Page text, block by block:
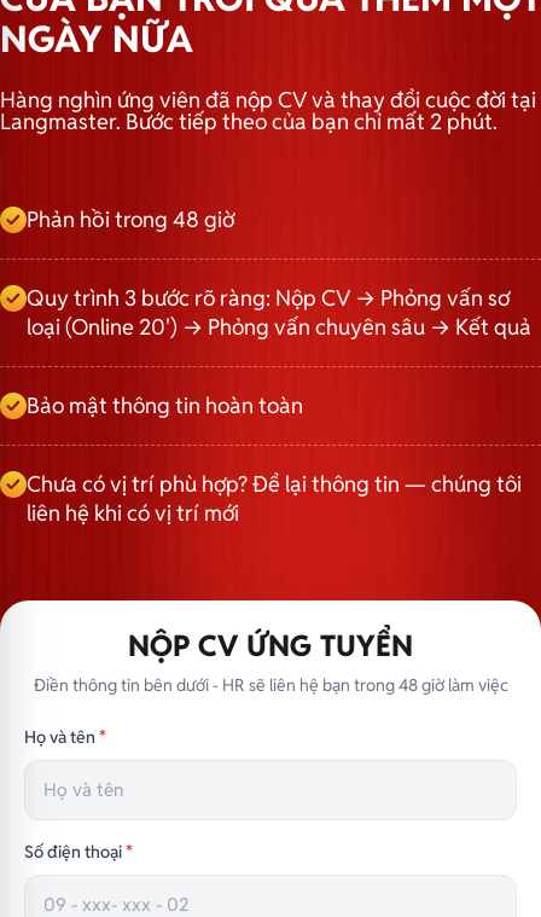
NGÀY NỮA
Hàng nghìn ứng viên đã nộp CV và thay đổi cuộc đời tại
Langmaster. Bước tiếp theo của bạn chỉ mất 2 phút.
Phản hồi trong 48 giờ
Quy trình 3 bước rõ ràng: Nộp CV → Phỏng vấn sơ
loại (Online 20') → Phỏng vấn chuyên sâu → Kết quả
Bảo mật thông tin hoàn toàn
Chưa có vị trí phù hợp? Để lại thông tin — chúng tôi
liên hệ khi có vị trí mới
NỘP CV ỨNG TUYỂN
Điền thông tin bên dưới - HR sẽ liên hệ bạn trong 48 giờ làm việc
Họ và tên *
Số điện thoại*